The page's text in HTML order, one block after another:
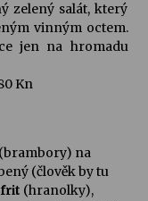
zelený salát, který
vinným octem.
jen na hromadu
Kn
na
(člověk by tu
(hranolky),